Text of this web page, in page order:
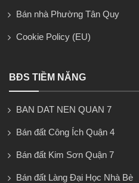
Bán nhà Phường Tân Quy
Cookie Policy (EU)
BĐS TIỀM NĂNG
BAN DAT NEN QUAN 7
Bán đất Công Ích Quận 4
Bán đất Kim Sơn Quận 7
Bán đất Làng Đại Học Nhà Bè